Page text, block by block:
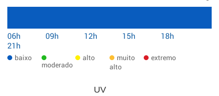
06h 09h 12h 15h
18h
21h
baixo
moderado
alto
muito
alto
extremo
UV